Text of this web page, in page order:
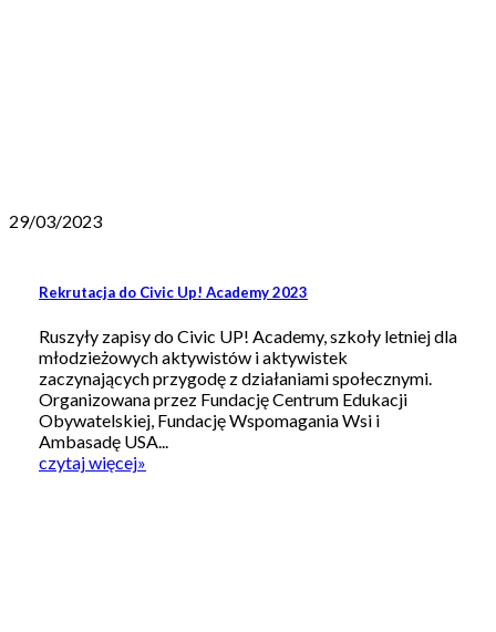
29/03/2023
Rekrutacja do Civic Up! Academy 2023
Ruszyły zapisy do Civic UP! Academy, szkoły letniej dla
młodzieżowych aktywistów i aktywistek
zaczynających przygodę z działaniami społecznymi.
Organizowana przez Fundację Centrum Edukacji
Obywatelskiej, Fundację Wspomagania Wsi i
Ambasadę USA...
czytaj więcej»